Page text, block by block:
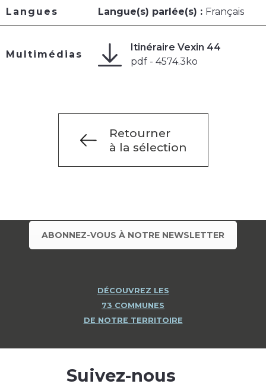
Langues Langue(s) parlée(s) : Français
Multimédias
Itinéraire Vexin 44
pdf - 4574.3ko
Retourner
à la sélection
ABONNEZ-VOUS À NOTRE NEWSLETTER
DÉCOUVREZ LES
73 COMMUNES
DE NOTRE TERRITOIRE
Suivez-nous